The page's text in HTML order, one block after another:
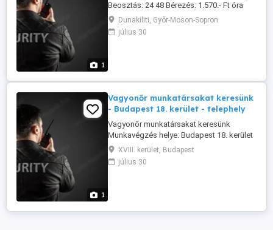
1
Beosztás: 24 48 Bérezés: 1.570.- Ft óra
nettó Feltétel: vagyonőri igazolvány,
különbözeti vizsga Érdeklődni: 06 30 202-
3614 munkanapokon 8-16 óra között
Dunakiliti, Győr-Moson-Sopron
július 30
1
Vagyonőr munkatársakat keresünk
- Budapest 18. kerület - telephely
Vagyonőr munkatársakat keresünk
Munkavégzés helye: Budapest 18. kerület
telephely Beosztás: 10, 11, 12 óra nappal
munkanapokon, néha szombat is
Bérezés: 1.670.- Ft óra nettó Feltétel:
XVIII. kerület, Budapest
július 30